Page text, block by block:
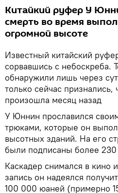
Китайкий руфер У
смерть во время
огромной высоте
Известный китайский
сорвавшись с небоскреба.
обнаружили лишь через
только сейчас признались,
произошла месяц назад
У Юннин прославился
трюками, которые он
высотных зданий. На его
были подписаны более 230
Каскадер снимался в кино
запись он надеялся
100 000 юаней (примерно